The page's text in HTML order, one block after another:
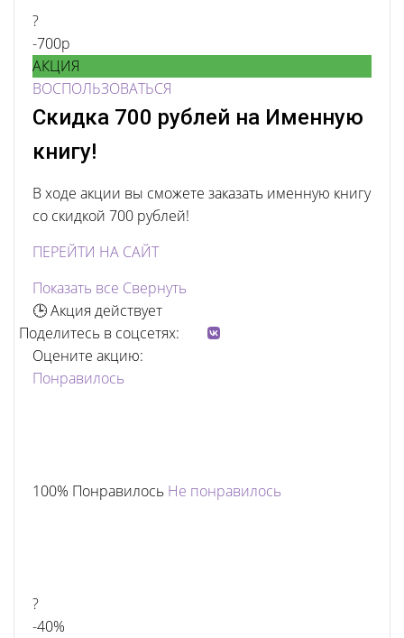
?
-700р
АКЦИЯ
ВОСПОЛЬЗОВАТЬСЯ
Скидка 700 рублей на Именную
книгу!
В ходе акции вы сможете заказать именную книгу
со скидкой 700 рублей!
ПЕРЕЙТИ НА САЙТ
Показать все Свернуть
🕒 Акция действует
Поделитесь в соцсетях:
Оцените акцию:
Понравилось
100% Понравилось Не понравилось
?
-40%